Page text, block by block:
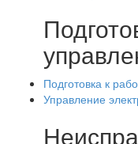
Подготовка к
Управление